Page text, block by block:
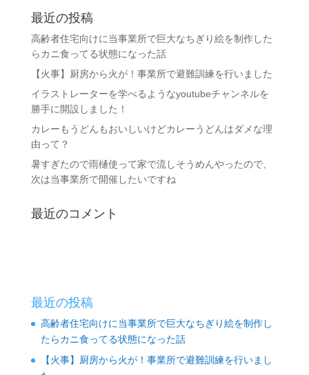
最近の投稿
高齢者住宅向けに当事業所で巨大なちぎり絵を制作した
らカニ食ってる状態になった話
【火事】厨房から火が！事業所で避難訓練を行いました
イラストレーターを学べるようなyoutubeチャンネルを
勝手に開設しました！
カレーもうどんもおいしいけどカレーうどんはダメな理
由って？
暑すぎたので雨樋使って家で流しそうめんやったので、
次は当事業所で開催したいですね
最近のコメント
最近の投稿
高齢者住宅向けに当事業所で巨大なちぎり絵を制作し
たらカニ食ってる状態になった話
【火事】厨房から火が！事業所で避難訓練を行いまし